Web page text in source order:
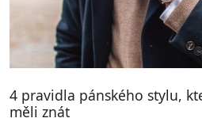
4 pravidla pánského stylu,
měli znát